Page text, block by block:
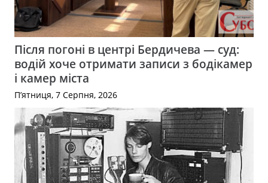
Після погоні в центрі Бердичева — суд:
водій хоче отримати записи з бодікамер
і камер міста
П’ятниця, 7 Серпня, 2026